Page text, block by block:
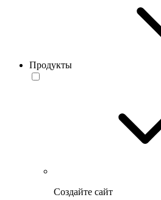
Продукты
Создайте сайт